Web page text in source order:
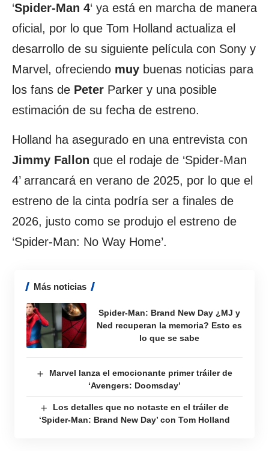
‘Spider-Man 4‘ ya está en marcha de manera
oficial, por lo que Tom Holland actualiza el
desarrollo de su siguiente película con Sony y
Marvel, ofreciendo muy buenas noticias para
los fans de Peter Parker y una posible
estimación de su fecha de estreno.
Holland ha asegurado en una entrevista con
Jimmy Fallon que el rodaje de ‘Spider-Man
4’ arrancará en verano de 2025, por lo que el
estreno de la cinta podría ser a finales de
2026, justo como se produjo el estreno de
‘Spider-Man: No Way Home’.
Más noticias
Spider-Man: Brand New Day ¿MJ y
Ned recuperan la memoria? Esto es
lo que se sabe
Marvel lanza el emocionante primer tráiler de
‘Avengers: Doomsday’
Los detalles que no notaste en el tráiler de
‘Spider-Man: Brand New Day’ con Tom Holland